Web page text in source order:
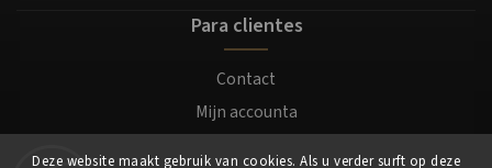
Deze website maakt gebruik van cookies. Als u verder surft op deze
Para clientes
Contact
Mijn accounta